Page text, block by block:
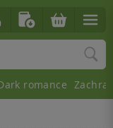
romance